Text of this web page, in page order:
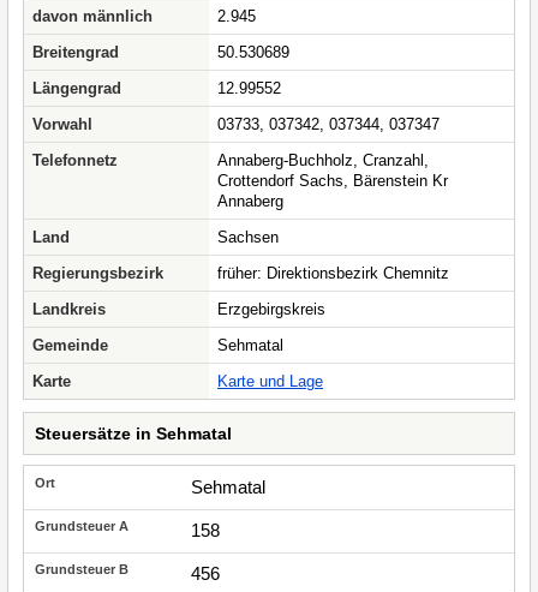
davon männlich
2.945
Breitengrad
50.530689
Längengrad
12.99552
Vorwahl
03733, 037342, 037344, 037347
Telefonnetz
Annaberg-Buchholz, Cranzahl,
Crottendorf Sachs, Bärenstein Kr
Annaberg
Land
Sachsen
Regierungsbezirk
früher: Direktionsbezirk Chemnitz
Landkreis
Erzgebirgskreis
Gemeinde
Sehmatal
Karte
Karte und Lage
Steuersätze in Sehmatal
Sehmatal
158
456